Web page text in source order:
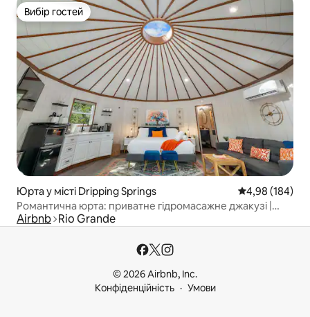
Вибір гостей
Вибір гостей
Юрта у місті Dripping Springs Середня
4,98 (184)
Романтична юрта: приватне гідромасажне джакузі |
двоспальне ліжко
Airbnb Rio Grande
© 2026 Airbnb, Inc.
Конфіденційність
Умови